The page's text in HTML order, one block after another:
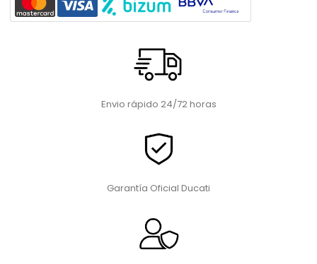
Envio rápido 24/72 horas
Garantía Oficial Ducati